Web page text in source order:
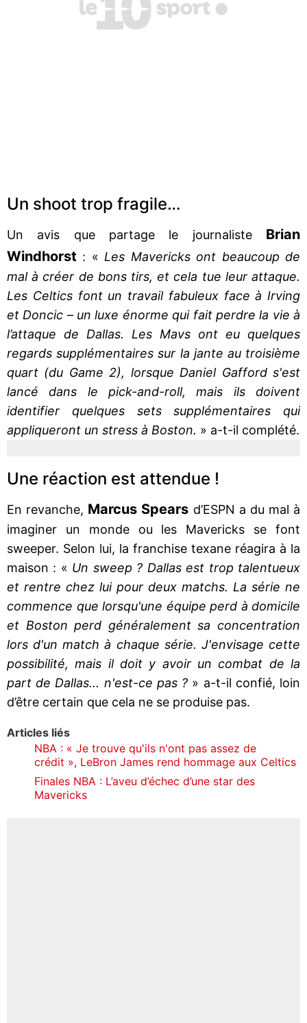
Un shoot trop fragile…
Un avis que partage le journaliste Brian
Windhorst : « Les Mavericks ont beaucoup de
mal à créer de bons tirs, et cela tue leur attaque.
Les Celtics font un travail fabuleux face à Irving
et Doncic – un luxe énorme qui fait perdre la vie à
l’attaque de Dallas. Les Mavs ont eu quelques
regards supplémentaires sur la jante au troisième
quart (du Game 2), lorsque Daniel Gafford s'est
lancé dans le pick-and-roll, mais ils doivent
identifier quelques sets supplémentaires qui
appliqueront un stress à Boston. » a-t-il complété.
Une réaction est attendue !
En revanche, Marcus Spears d’ESPN a du mal à
imaginer un monde ou les Mavericks se font
sweeper. Selon lui, la franchise texane réagira à la
maison : « Un sweep ? Dallas est trop talentueux
et rentre chez lui pour deux matchs. La série ne
commence que lorsqu'une équipe perd à domicile
et Boston perd généralement sa concentration
lors d'un match à chaque série. J'envisage cette
possibilité, mais il doit y avoir un combat de la
part de Dallas... n'est-ce pas ? » a-t-il confié, loin
d’être certain que cela ne se produise pas.
Articles liés
NBA : « Je trouve qu'ils n'ont pas assez de
crédit », LeBron James rend hommage aux Celtics
Finales NBA : L’aveu d’échec d’une star des
Mavericks